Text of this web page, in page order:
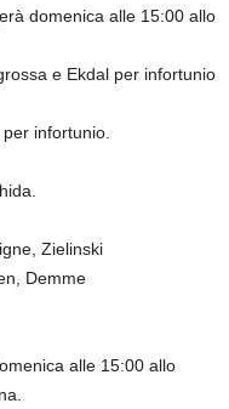
domenica alle 15:00 allo
e Ekdal per infortunio
infortunio.
Zielinski
Demme
alle 15:00 allo